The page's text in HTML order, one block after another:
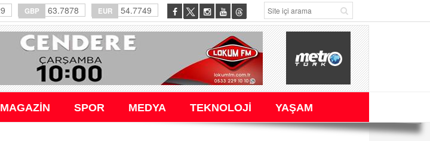
GBP 63.7878 EUR 54.7749
MAGAZİN SPOR MEDYA TEKNOLOJİ YAŞAM